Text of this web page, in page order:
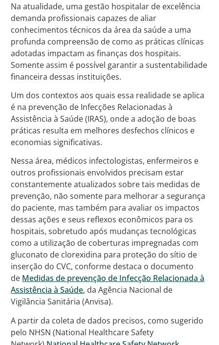
Na atualidade, uma gestão hospitalar de excelência
demanda profissionais capazes de aliar
conhecimentos técnicos da área da saúde a uma
profunda compreensão de como as práticas clínicas
adotadas impactam as finanças dos hospitais.
Somente assim é possível garantir a sustentabilidade
financeira dessas instituições.
Um dos contextos aos quais essa realidade se aplica
é na prevenção de Infecções Relacionadas à
Assistência à Saúde (IRAS), onde a adoção de boas
práticas resulta em melhores desfechos clínicos e
economias significativas.
Nessa área, médicos infectologistas, enfermeiros e
outros profissionais envolvidos precisam estar
constantemente atualizados sobre tais medidas de
prevenção, não somente para melhorar a segurança
do paciente, mas também para avaliar os impactos
dessas ações e seus reflexos econômicos para os
hospitais, sobretudo após mudanças tecnológicas
como a utilização de coberturas impregnadas com
gluconato de clorexidina para proteção do sítio de
inserção do CVC, conforme destaca o documento
de Medidas de prevenção de Infecção Relacionada à
Assistência à Saúde, da Agência Nacional de
Vigilância Sanitária (Anvisa).
A partir da coleta de dados precisos, como sugerido
pelo NHSN (National Healthcare Safety